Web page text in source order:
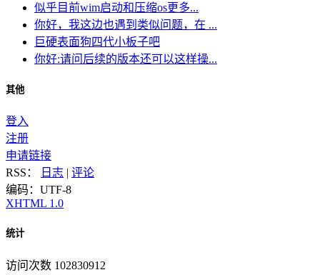
似乎目前wim启动和压缩os更多...
你好，我这边也遇到类似问题，在 ...
巨硬表面狗四代小板子吧
你好:请问后续的版本还可以这样操...
其他
登入
注册
申请链接
RSS：
日志 | 评论
编码：UTF-8
XHTML 1.0
统计
访问次数 102830912